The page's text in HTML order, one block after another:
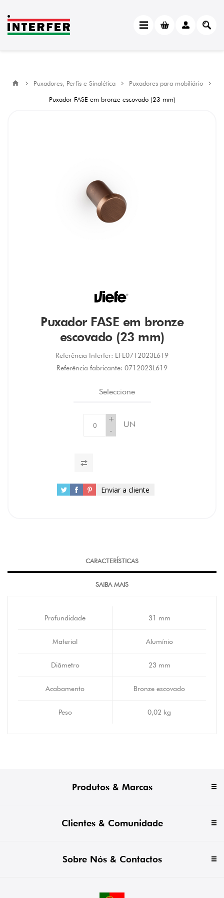
Puxadores, Perfis e Sinalética
Puxadores para mobiliário
Puxador FASE em bronze escovado (23 mm)
Puxador FASE em bronze
escovado (23 mm)
Referência Interfer: EFE0712023L619
Referência fabricante: 0712023L619
Seleccione
+
-
UN
Enviar a cliente
CARACTERÍSTICAS
SAIBA MAIS
Profundidade 31 mm
Material Alumínio
Diâmetro 23 mm
Acabamento Bronze escovado
Peso 0,02 kg
Produtos & Marcas
Clientes & Comunidade
Sobre Nós & Contactos